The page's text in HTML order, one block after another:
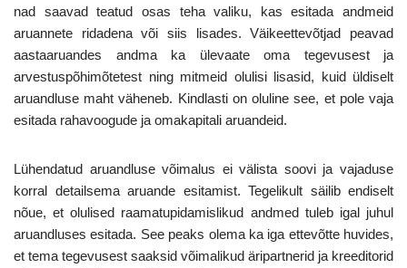
nad saavad teatud osas teha valiku, kas esitada andmeid
aruannete ridadena või siis lisades. Väikeettevõtjad peavad
aastaaruandes andma ka ülevaate oma tegevusest ja
arvestuspõhimõtetest ning mitmeid olulisi lisasid, kuid üldiselt
aruandluse maht väheneb. Kindlasti on oluline see, et pole vaja
esitada rahavoogude ja omakapitali aruandeid.
Lühendatud aruandluse võimalus ei välista soovi ja vajaduse
korral detailsema aruande esitamist. Tegelikult säilib endiselt
nõue, et olulised raamatupidamislikud andmed tuleb igal juhul
aruandluses esitada. See peaks olema ka iga ettevõtte huvides,
et tema tegevusest saaksid võimalikud äripartnerid ja kreeditorid